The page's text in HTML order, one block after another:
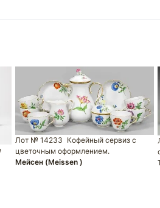
Лот № 14233 Кофейный сервиз с
цветочным оформлением.
Мейсен (Meissen )